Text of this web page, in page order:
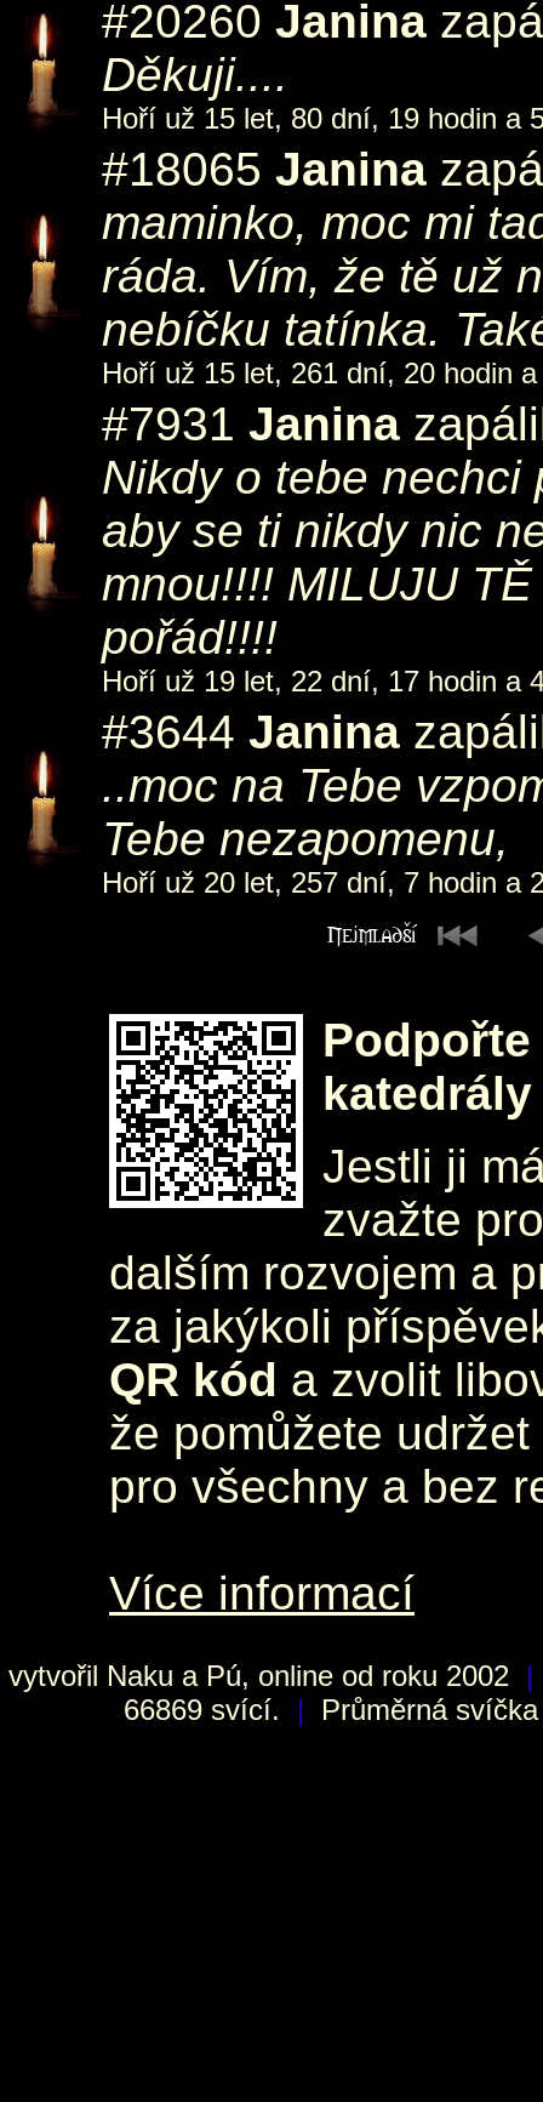
#20260 Janina
Děkuji....
Hoří už 15 let, 80 dní, 19 hodin a
#18065 Janina
maminko, moc mi
ráda. Vím, že tě už
nebíčku tatínka.
Hoří už 15 let, 261 dní, 20 hodin
#7931 Janina
Nikdy o tebe
aby se ti nikdy nic
mnou!!!! MILUJU
pořád!!!!
Hoří už 19 let, 22 dní, 17 hodin a
#3644 Janina
..moc na Tebe
Tebe nezapomenu,
Hoří už 20 let, 257 dní, 7 hodin a
katedrály
Jestli ji
zvažte
dalším rozvojem a
za jakýkoli
QR kód a zvolit
že pomůžete
pro všechny a bez
Více informací
vytvořil Naku a Pú, online od roku 2002 |
66869 svící.
| Průměrná